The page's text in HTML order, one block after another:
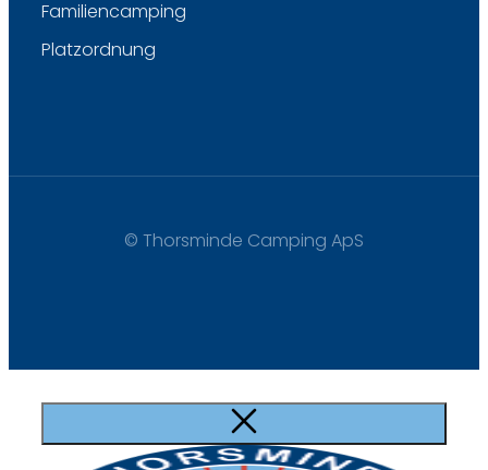
Familiencamping
Platzordnung
© Thorsminde Camping ApS